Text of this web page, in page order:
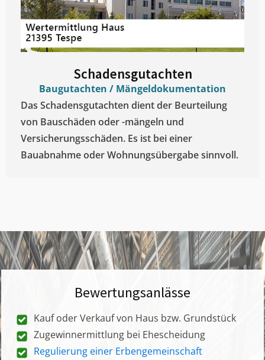
Schadensgutachten
Baugutachten / Mängeldokumentation
Das Schadensgutachten dient der Beurteilung
von Bauschäden oder -mängeln und
Versicherungsschäden. Es ist bei einer
Bauabnahme oder Wohnungsübergabe sinnvoll.
Bewertungsanlässe
Kauf oder Verkauf von Haus bzw. Grundstück
Zugewinnermittlung bei Ehescheidung
Regulierung einer Erbengemeinschaft